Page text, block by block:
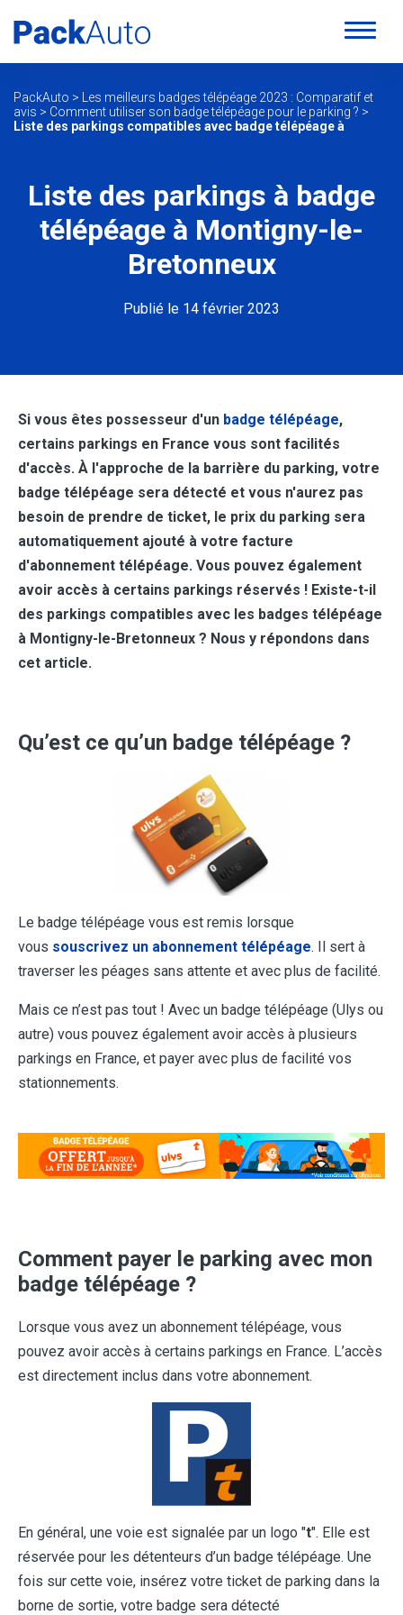
PackAuto >
Les meilleurs badges télépéage 2023 : Comparatif et
avis > Comment utiliser son badge télépéage pour le parking ? >
Liste des parkings compatibles avec badge télépéage à
Liste des parkings à badge
télépéage à Montigny-le-
Bretonneux
Publié le 14 février 2023
Si vous êtes possesseur d'un badge télépéage,
certains parkings en France vous sont facilités
d'accès. À l'approche de la barrière du parking, votre
badge télépéage sera détecté et vous n'aurez pas
besoin de prendre de ticket, le prix du parking sera
automatiquement ajouté à votre facture
d'abonnement télépéage. Vous pouvez également
avoir accès à certains parkings réservés ! Existe-t-il
des parkings compatibles avec les badges télépéage
à Montigny-le-Bretonneux ? Nous y répondons dans
cet article.
Qu’est ce qu’un badge télépéage ?
Le badge télépéage vous est remis lorsque
vous souscrivez un abonnement télépéage. Il sert à
traverser les péages sans attente et avec plus de facilité.
Mais ce n’est pas tout ! Avec un badge télépéage (Ulys ou
autre) vous pouvez également avoir accès à plusieurs
parkings en France, et payer avec plus de facilité vos
stationnements.
Comment payer le parking avec mon
badge télépéage ?
Lorsque vous avez un abonnement télépéage, vous
pouvez avoir accès à certains parkings en France. L’accès
est directement inclus dans votre abonnement.
En général, une voie est signalée par un logo "t". Elle est
réservée pour les détenteurs d’un badge télépéage. Une
fois sur cette voie, insérez votre ticket de parking dans la
borne de sortie, votre badge sera détecté